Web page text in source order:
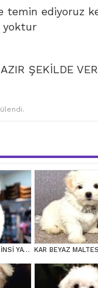
temin ediyoruz
yoktur
ŞEKİLDE
MALTESE TERRİER CİNSİ YAVRULAR